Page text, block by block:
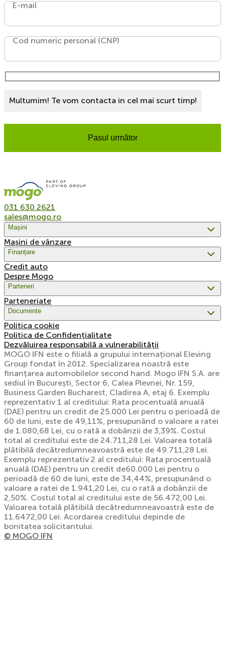
E-mail
Cod numeric personal (CNP)
Multumim! Te vom contacta in cel mai scurt timp!
Pasul următor
031 630 2621
sales@mogo.ro
Mașini
Mașini de vânzare
Finanțare
Credit auto
Despre Mogo
Parteneri
Parteneriate
Documente
Politica cookie
Politica de Confidențialitate
Dezvăluirea responsabilă a vulnerabilității
MOGO IFN este o filială a grupului internațional Eleving
Group fondat în 2012. Specializarea noastră este
finanțarea automobilelor second hand. Mogo IFN S.A. are
sediul în București, Sector 6, Calea Plevnei, Nr. 159,
Business Garden Bucharest, Cladirea A, etaj 6. Exemplu
reprezentativ 1 al creditului: Rata procentuală anuală
(DAE) pentru un credit de 25.000 Lei pentru o perioadă de
60 de luni, este de 49,11%, presupunând o valoare a ratei
de 1.080,68 Lei, cu o rată a dobânzii de 3,39%. Costul
total al creditului este de 24.711,28 Lei. Valoarea totală
plătibilă decătredumneavoastră este de 49.711,28 Lei.
Exemplu reprezentativ 2 al creditului: Rata procentuală
anuală (DAE) pentru un credit de60.000 Lei pentru o
perioadă de 60 de luni, este de 34,44%, presupunând o
valoare a ratei de 1.941,20 Lei, cu o rată a dobânzii de
2,50%. Costul total al creditului este de 56.472,00 Lei.
Valoarea totală plătibilă decătredumneavoastră este de
11.6472,00 Lei. Acordarea creditului depinde de
bonitatea solicitantului.
© MOGO IFN